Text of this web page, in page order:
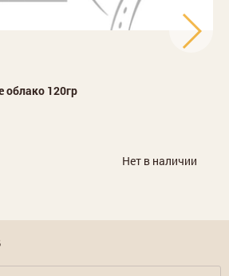
облако 120гр
Нет в наличии